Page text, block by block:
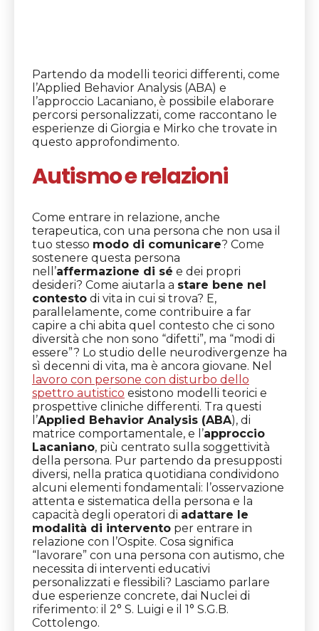
Partendo da modelli teorici differenti, come
l’Applied Behavior Analysis (ABA) e
l’approccio Lacaniano, è possibile elaborare
percorsi personalizzati, come raccontano le
esperienze di Giorgia e Mirko che trovate in
questo approfondimento.
Autismo e relazioni
Come entrare in relazione, anche
terapeutica, con una persona che non usa il
tuo stesso modo di comunicare? Come
sostenere questa persona
nell’affermazione di sé e dei propri
desideri? Come aiutarla a stare bene nel
contestodi vita in cui si trova? E,
parallelamente, come contribuire a far
capire a chi abita quel contesto che ci sono
diversità che non sono “difetti”, ma “modi di
essere”? Lo studio delle neurodivergenze ha
sì decenni di vita, ma è ancora giovane. Nel
lavoro con persone con disturbo dello
spettro autistico esistono modelli teorici e
prospettive cliniche differenti. Tra questi
l’Applied Behavior Analysis (ABA), di
matrice comportamentale, e l’approccio
Lacaniano, più centrato sulla soggettività
della persona. Pur partendo da presupposti
diversi, nella pratica quotidiana condividono
alcuni elementi fondamentali: l’osservazione
attenta e sistematica della persona e la
capacità degli operatori di adattare le
modalità di interventoper entrare in
relazione con l’Ospite. Cosa significa
“lavorare” con una persona con autismo, che
necessita di interventi educativi
personalizzati e flessibili? Lasciamo parlare
due esperienze concrete, dai Nuclei di
riferimento: il 2° S. Luigi e il 1° S.G.B.
Cottolengo.